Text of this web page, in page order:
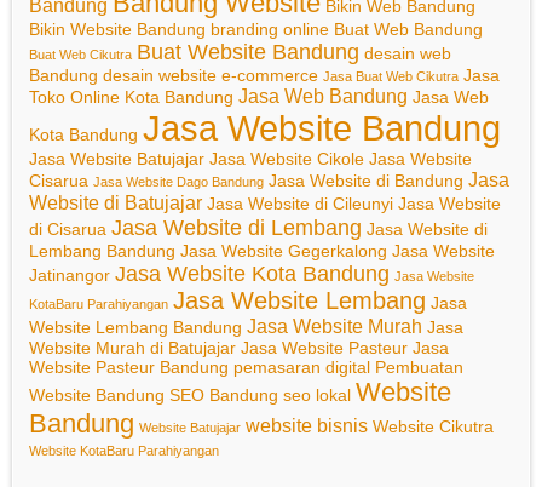
Bandung
Bikin Web Bandung
Bikin Website Bandung branding online Buat Web Bandung
Buat Web Cikutra Buat Website Bandung desain web
Bandung desain website e-commerce Jasa Buat Web Cikutra Jasa
Toko Online Kota Bandung Jasa Web Bandung Jasa Web
Kota Bandung Jasa Website Bandung
Jasa Website Batujajar Jasa Website Cikole Jasa Website
Cisarua Jasa Website Dago Bandung Jasa Website di Bandung Jasa
Website di Batujajar Jasa Website di Cileunyi Jasa Website
di Cisarua Jasa Website di Lembang Jasa Website di
Lembang Bandung Jasa Website Gegerkalong Jasa Website
Jatinangor Jasa Website Kota Bandung Jasa Website
KotaBaru Parahiyangan Jasa Website Lembang Jasa
Website Lembang Bandung Jasa Website Murah Jasa
Website Murah di Batujajar Jasa Website Pasteur Jasa
Website Pasteur Bandung pemasaran digital Pembuatan
Website Bandung SEO Bandung seo lokal Website
Bandung Website Batujajar website bisnis Website Cikutra
Website KotaBaru Parahiyangan